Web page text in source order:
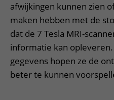
afwijkingen kunnen zien
maken hebben met de
dat de 7 Tesla MRI-
informatie kan opleveren.
gegevens hopen ze de
beter te kunnen